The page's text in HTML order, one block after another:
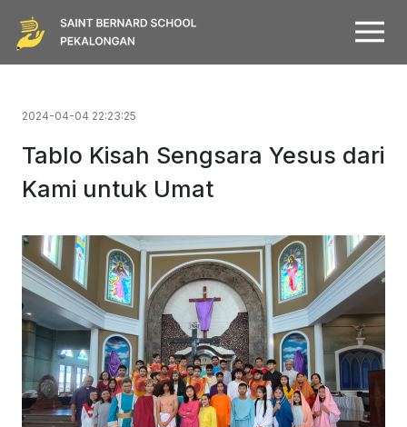
2024-04-04 22:23:25
Tablo Kisah Sengsara Yesus dari
Kami untuk Umat